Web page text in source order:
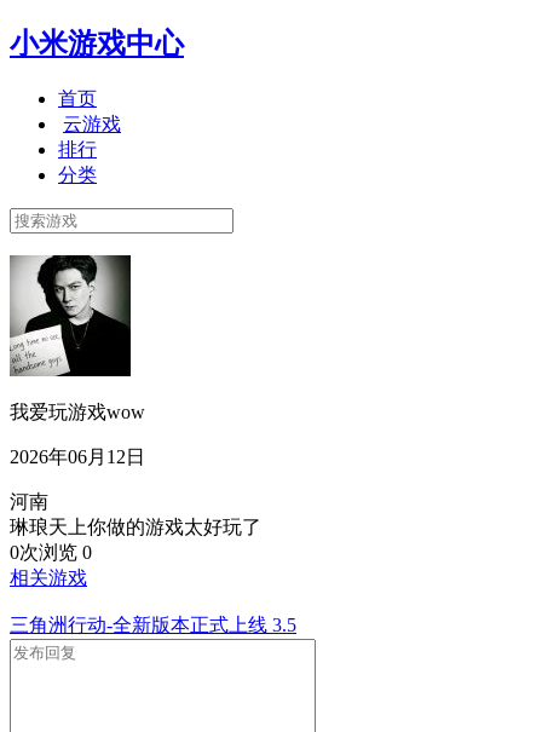
小米游戏中心
首页
云游戏
排行
分类
我爱玩游戏wow
2026年06月12日
河南
琳琅天上你做的游戏太好玩了
0次浏览 0
相关游戏
三角洲行动-全新版本正式上线 3.5